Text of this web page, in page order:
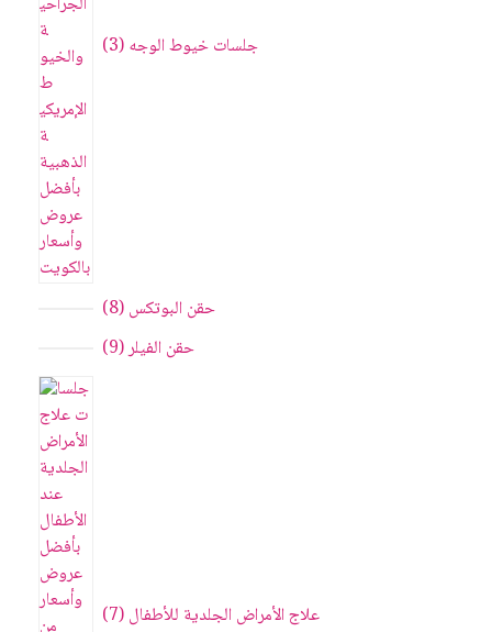
جلسات خيوط الوجه 3
حقن البوتکس 8
حقن الفيلر 9
علاج الأمراض الجلدية للأطفال 7